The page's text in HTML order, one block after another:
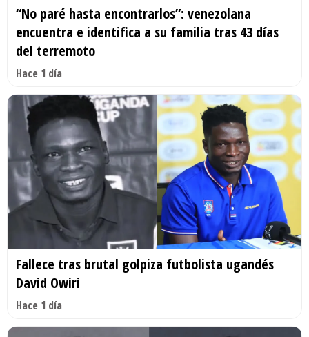
“No paré hasta encontrarlos”: venezolana
encuentra e identifica a su familia tras 43 días
del terremoto
Hace 1 día
Fallece tras brutal golpiza futbolista ugandés
David Owiri
Hace 1 día